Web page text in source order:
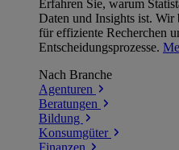
Erfahren Sie, warum
Daten und Insights ist.
für effiziente Recherchen
Entscheidungsprozesse.
Nach Branche
Agenturen
Beratungen
Bildung
Konsumgüter
Finanzen